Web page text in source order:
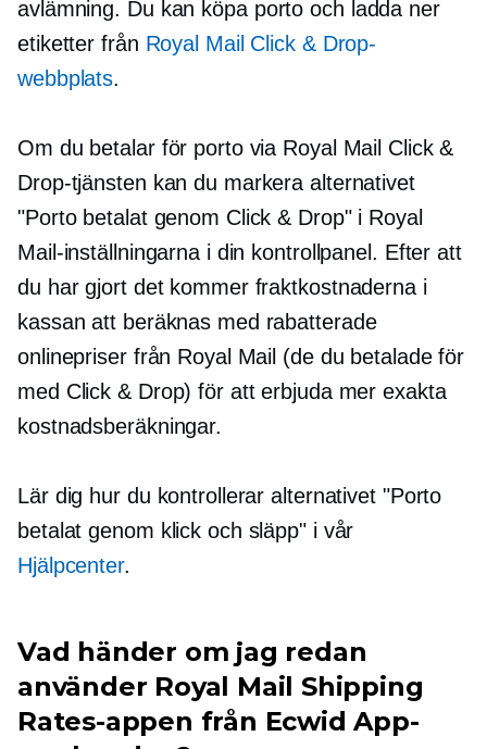
avlämning. Du kan köpa porto och ladda ner
etiketter från Royal Mail Click & Drop-
webbplats.
Om du betalar för porto via Royal Mail Click &
Drop-tjänsten kan du markera alternativet
"Porto betalat genom Click & Drop" i Royal
Mail-inställningarna i din kontrollpanel. Efter att
du har gjort det kommer fraktkostnaderna i
kassan att beräknas med rabatterade
onlinepriser från Royal Mail (de du betalade för
med Click & Drop) för att erbjuda mer exakta
kostnadsberäkningar.
Lär dig hur du kontrollerar alternativet "Porto
betalat genom klick och släpp" i vår
Hjälpcenter.
Vad händer om jag redan
använder Royal Mail Shipping
Rates-appen från Ecwid App-